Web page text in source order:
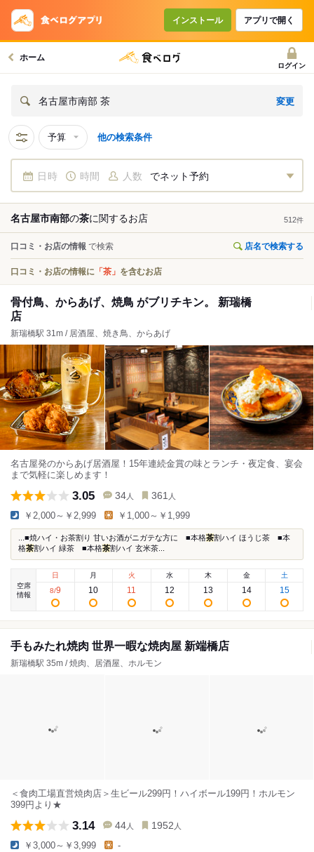
インストール アプリで開く
ホーム
ログイン
名古屋市南部 茶 変更
予算 他の検索条件
日時 時間 人数 でネット予約
名古屋市南部の茶に関するお店 512件
口コミ・お店の情報 で検索 店名で検索する
口コミ・お店の情報に 「茶」 を含むお店
骨付鳥、からあげ、焼鳥 がブリチキン。 新瑞橋
店
新瑞橋駅 31m / 居酒屋、焼き鳥、からあげ
名古屋発のからあげ居酒屋！15年連続金賞の味とランチ・夜定食、宴会
まで気軽に楽しめます！
3.05 34 人 361 人
￥2,000～￥2,999 ￥1,000～￥1,999
...■焼ハイ・お茶割り 甘いお酒がニガテな方に ■本格茶割ハイ ほうじ茶 ■本
格茶割ハイ 緑茶 ■本格茶割ハイ 玄米茶...
空席
情報
日
8/9
月
10
火
11
水
12
木
13
金
14
土
15
手もみたれ焼肉 世界一暇な焼肉屋 新端橋店
新瑞橋駅 35m / 焼肉、居酒屋、ホルモン
＜食肉工場直営焼肉店＞生ビール299円！ハイボール199円！ホルモン
399円より★
3.14 44 人 1952 人
￥3,000～￥3,999 -